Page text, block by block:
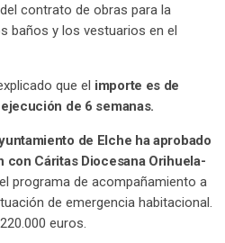
contrato de obras para la
baños y los vestuarios en el
que el importe es de
de 6 semanas.
de Elche ha aprobado
Cáritas Diocesana Orihuela-
programa de acompañamiento a
de emergencia habitacional.
euros.